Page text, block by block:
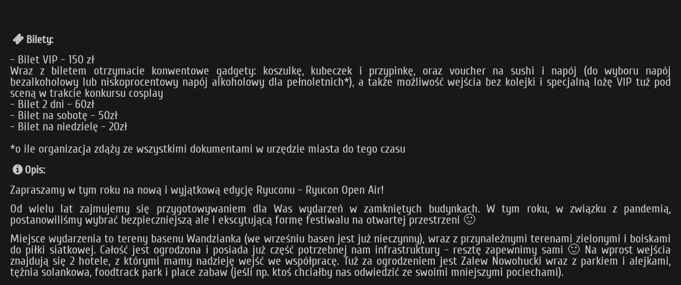
Bilety:
- Bilet VIP - 150 zł
Wraz z biletem otrzymacie konwentowe gadgety: koszulkę, kubeczek i przypinkę, oraz voucher na sushi i napój (do wyboru napój
bezalkoholowy lub niskoprocentowy napój alkoholowy dla pełnoletnich*), a także możliwość wejścia bez kolejki i specjalną lożę VIP tuż pod
sceną w trakcie konkursu cosplay
- Bilet 2 dni - 60zł
- Bilet na sobotę - 50zł
- Bilet na niedzielę - 20zł
*o ile organizacja zdąży ze wszystkimi dokumentami w urzędzie miasta do tego czasu
Opis:
Zapraszamy w tym roku na nową i wyjątkową edycję Ryuconu - Ryucon Open Air!
Od wielu lat zajmujemy się przygotowywaniem dla Was wydarzeń w zamkniętych budynkach. W tym roku, w związku z pandemią,
postanowiliśmy wybrać bezpieczniejszą ale i ekscytującą formę festiwalu na otwartej przestrzeni 🙂
Miejsce wydarzenia to tereny basenu Wandzianka (we wrześniu basen jest już nieczynny), wraz z przynależnymi terenami zielonymi i boiskami
do piłki siatkowej. Całość jest ogrodzona i posiada już część potrzebnej nam infrastruktury - resztę zapewnimy sami 🙂 Na wprost wejścia
znajdują się 2 hotele, z którymi mamy nadzieję wejść we współpracę. Tuż za ogrodzeniem jest Zalew Nowohucki wraz z parkiem i alejkami,
tężnia solankowa, foodtrack park i place zabaw (jeśli np. ktoś chciałby nas odwiedzić ze swoimi mniejszymi pociechami).